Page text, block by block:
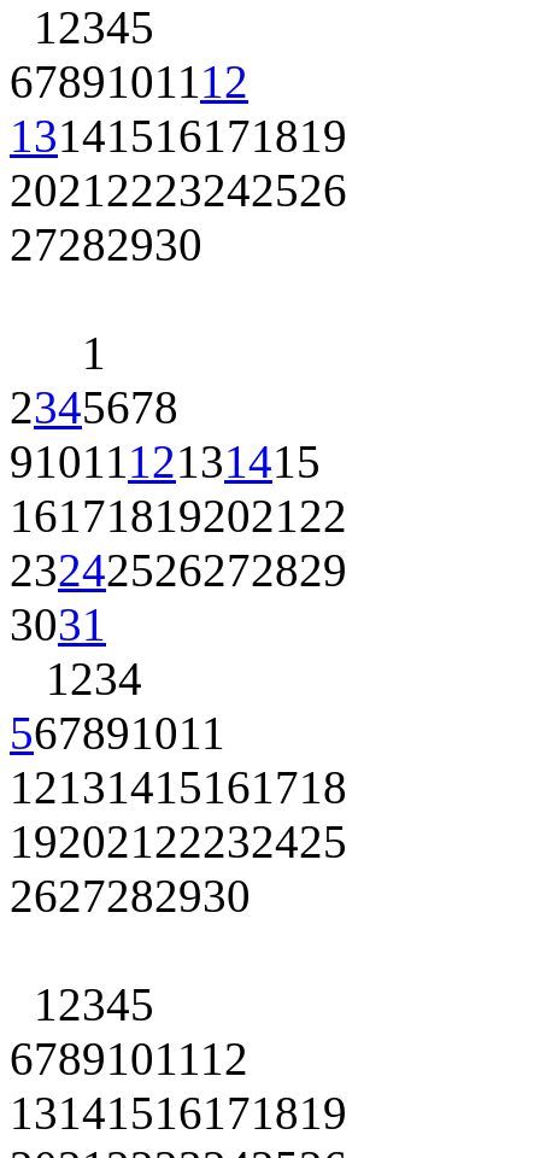
12345
6789101112
13141516171819
20212223242526
27282930
1
2345678
9101112131415
16171819202122
23242526272829
3031
1234
567891011
12131415161718
19202122232425
2627282930
12345
6789101112
13141516171819